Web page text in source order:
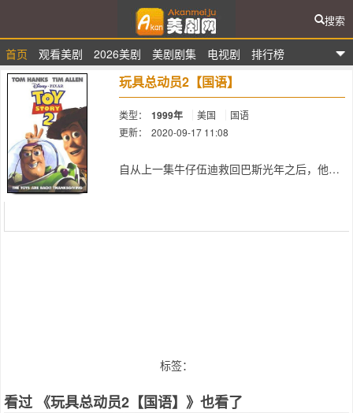
爱看美剧网
首页 观看美剧 2026美剧 美剧剧集 电视剧 排行榜
搜索
玩具总动员2【国语】
类型： 1999年 美国
国语
更新：
2020-09-17 11:08
自从上一集牛仔伍迪救回巴斯光年之后，他一
藏家发现了，认为他是近代最具代表性的玩
标签：
看过 《玩具总动员2【国语】》也看了